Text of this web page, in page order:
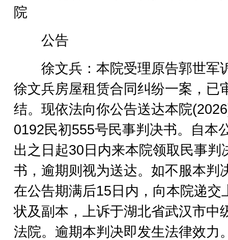
院
公告
徐文兵：本院受理原告郭世军
徐文兵房屋租赁合同纠纷一案，已
结。现依法向你公告送达本院
0192民初555号民事判决书。自本
出之日起30日内来本院领取民事判
书，逾期则视为送达。如不服本判
在公告期满后15日内，向本院递交
状及副本，上诉于湖北省武汉市中
法院。逾期本判决即发生法律效力